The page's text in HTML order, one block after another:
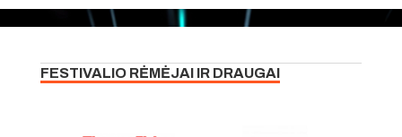
FESTIVALIO RĖMĖJAI IR DRAUGAI